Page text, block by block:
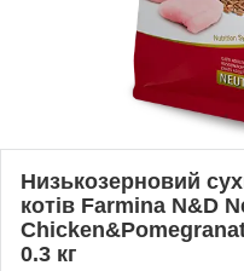
Низькозерновий
котів Farmina N&D
0.3 кг